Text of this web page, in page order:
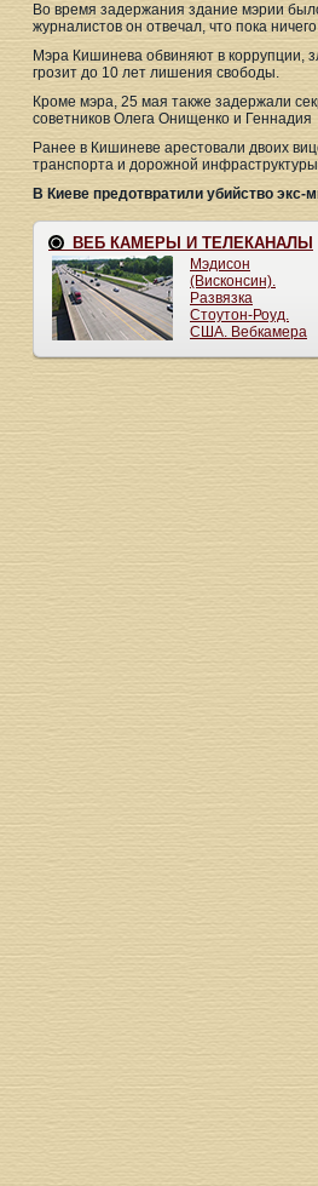
Во время задержания здание мэрии
журналистов он отвечал, что пока
Мэра Кишинева обвиняют в коррупции,
грозит до 10 лет лишения свободы.
Кроме мэра, 25 мая также задержали
советников Олега Онищенко и
Ранее в Кишиневе арестовали двоих
транспорта и дорожной
В Киеве предотвратили убийство